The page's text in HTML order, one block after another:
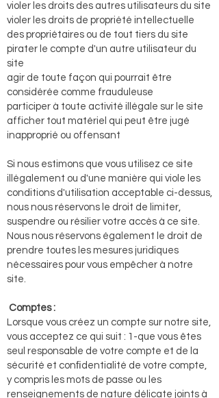
violer les droits des autres utilisateurs du site
violer les droits de propriété intellectuelle
des propriétaires ou de tout tiers du site
pirater le compte d'un autre utilisateur du
site
agir de toute façon qui pourrait être
considérée comme frauduleuse
participer à toute activité illégale sur le site
afficher tout matériel qui peut être jugé
inapproprié ou offensant
Si nous estimons que vous utilisez ce site
illégalement ou d'une manière qui viole les
conditions d'utilisation acceptable ci-dessus,
nous nous réservons le droit de limiter,
suspendre ou résilier votre accès à ce site.
Nous nous réservons également le droit de
prendre toutes les mesures juridiques
nécessaires pour vous empêcher à notre
site.
Comptes :
Lorsque vous créez un compte sur notre site,
vous acceptez ce qui suit : 1-que vous êtes
seul responsable de votre compte et de la
sécurité et conﬁdentialité de votre compte,
y compris les mots de passe ou les
renseignements de nature délicate joints à